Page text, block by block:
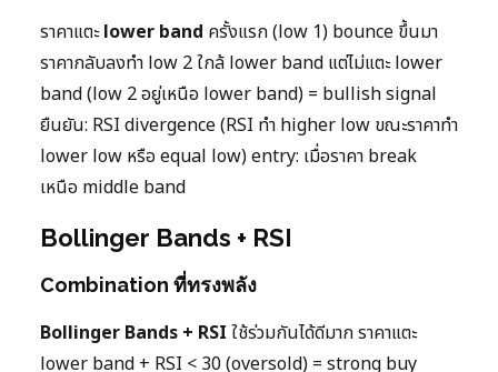
ราคาแตะlower band ครั้งแรก (low 1) bounce ขึ้นมา
ราคากลับลงทำ low 2 ใกล้ lower band แต่ไม่แตะ lower
band (low 2 อยู่เหนือ lower band) = bullish signal
ยืนยัน: RSI divergence (RSI ทำ higher low ขณะราคาทำ
lower low หรือ equal low) entry: เมื่อราคา break
เหนือ middle band
Bollinger Bands + RSI
Combination ที่ทรงพลัง
Bollinger Bands + RSI ใช้ร่วมกันได้ดีมาก ราคาแตะ
lower band + RSI < 30 (oversold) = strong buy